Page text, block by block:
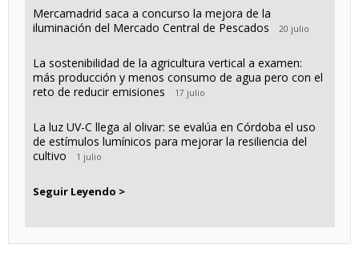
Mercamadrid saca a concurso la mejora de la
iluminación del Mercado Central de Pescados
20 julio
La sostenibilidad de la agricultura vertical a examen:
más producción y menos consumo de agua pero con el
reto de reducir emisiones
17 julio
La luz UV-C llega al olivar: se evalúa en Córdoba el uso
de estímulos lumínicos para mejorar la resiliencia del
cultivo
1 julio
Seguir Leyendo >